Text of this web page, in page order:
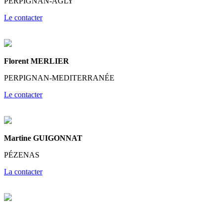
Le contacter
Florent MERLIER
PERPIGNAN-MEDITERRANÉE
Le contacter
Martine GUIGONNAT
PÉZENAS
La contacter